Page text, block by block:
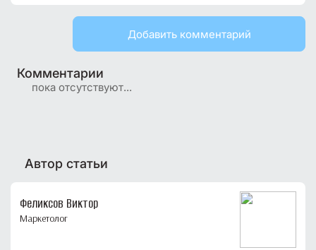
Добавить комментарий
Комментарии
пока отсутствуют...
Автор статьи
Феликсов Виктор
Маркетолог